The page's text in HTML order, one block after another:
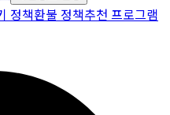
정책환불 정책추천 프로그램